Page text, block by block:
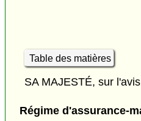
Table des matières
SA MAJESTÉ, sur
Régime d'assurance-